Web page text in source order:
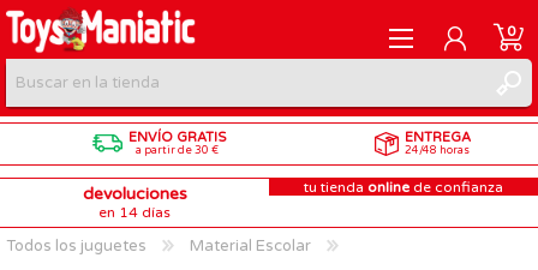
REGISTRARME
INICIAR SESIÓN
0
ENVÍO GRATIS
a partir de 30 €
ENTREGA
24/48 horas
devoluciones
en 14 días
tu tienda online de confianza
Todos los juguetes
Material Escolar